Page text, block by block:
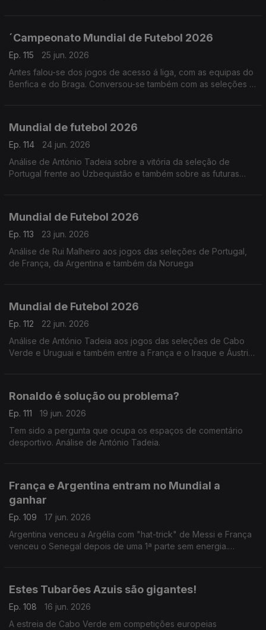
´Campeonato Mundial de Futebol 2026
Ep. 115
25 jun. 2026
Antes falou-se dos jogos de acesso á liga, com as equipas do
Benfica e do Braga. Conversou-se também com as seleções já
Mundial de futebol 2026
Ep. 114
24 jun. 2026
Análise de António Tadeia sobre a vitória da seleção de
Portugal frente ao Uzbequistão e também sobre as futuras
Mundial de Futebol 2026
Ep. 113
23 jun. 2026
Análise de Rui Malheiro aos jogos das seleções de Portugal,
de França, da Argentina e também da Noruega
Mundial de Futebol 2026
Ep. 112
22 jun. 2026
Análise de António Tadeia aos jogos das seleções de Cabo
Verde e Uruguai e também entre a França e o Iraque e Áustria
Ronaldo é solução ou problema?
Ep. 111
19 jun. 2026
Tem sido a pergunta que ocupa os espaços de comentário
desportivo. Análise de António Tadeia.
França e Argentina entram no Mundial a
ganhar
Ep. 109
17 jun. 2026
Argentina venceu a Argélia com "hat-trick" de Messi e França
venceu o Senegal depois de uma 1ª parte sem energia.
Estes Tubarões Azuis são gigantes!
Ep. 108
16 jun. 2026
A estreia de Cabo Verde em competições europeias